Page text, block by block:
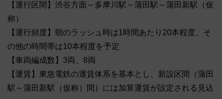
【運行区間】渋谷方面～多摩川駅～蒲田駅～蒲田新駅（仮
称）
【運行頻度】朝のラッシュ時は1時間あたり20本程度、そ
の他の時間帯は10本程度を予定
【車両編成数】3両、8両
【運賃】東急電鉄の運賃体系を基本とし、新設区間（蒲田
駅～蒲田新駅（仮称）間）には加算運賃が設定される見込